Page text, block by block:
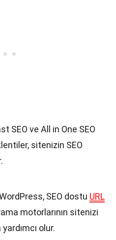
SEO ve All in One SEO
sitenizin SEO
SEO dostu URL
motorlarının sitenizi
olur.